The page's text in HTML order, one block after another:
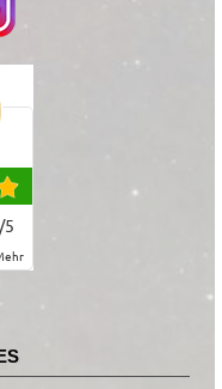
/5
mehr